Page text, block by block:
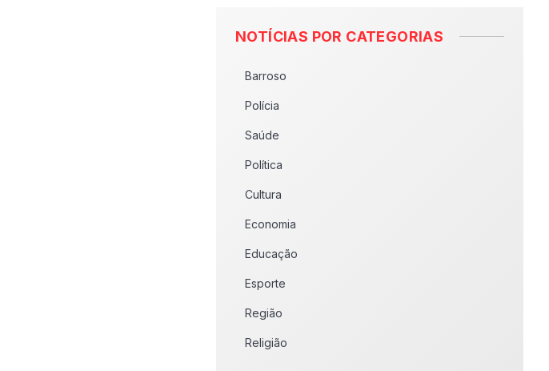
NOTÍCIAS POR CATEGORIAS
Barroso
Polícia
Saúde
Política
Cultura
Economia
Educação
Esporte
Região
Religião